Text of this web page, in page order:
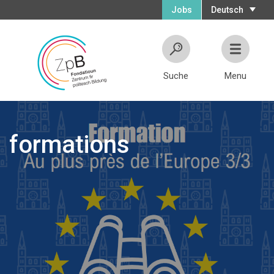
Deutsch
Jobs
Suche Menu
formations